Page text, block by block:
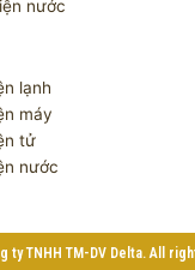
nước
lạnh
máy
tử
nước
ty TNHH TM-DV Delta. All